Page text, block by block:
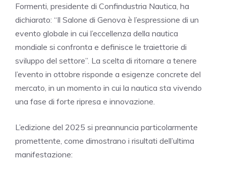
Formenti, presidente di Confindustria Nautica, ha
dichiarato: “Il Salone di Genova è l’espressione di un
evento globale in cui l’eccellenza della nautica
mondiale si confronta e definisce le traiettorie di
sviluppo del settore”. La scelta di ritornare a tenere
l’evento in ottobre risponde a esigenze concrete del
mercato, in un momento in cui la nautica sta vivendo
una fase di forte ripresa e innovazione.
L’edizione del 2025 si preannuncia particolarmente
promettente, come dimostrano i risultati dell’ultima
manifestazione: